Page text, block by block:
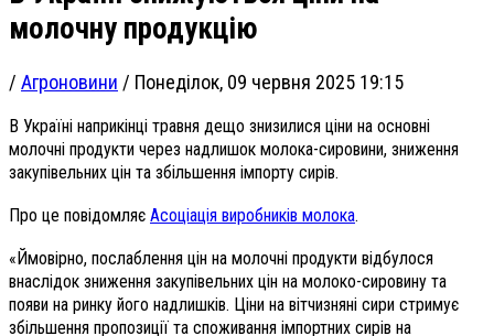
молочну продукцію
/ Агроновини / Понеділок, 09 червня 2025 19:15
В Україні наприкінці травня дещо знизилися ціни на основні
молочні продукти через надлишок молока-сировини, зниження
закупівельних цін та збільшення імпорту сирів.
Про це повідомляє Асоціація виробників молока.
«Ймовірно, послаблення цін на молочні продукти відбулося
внаслідок зниження закупівельних цін на молоко-сировину та
появи на ринку його надлишків. Ціни на вітчизняні сири стримує
збільшення пропозиції та споживання імпортних сирів на